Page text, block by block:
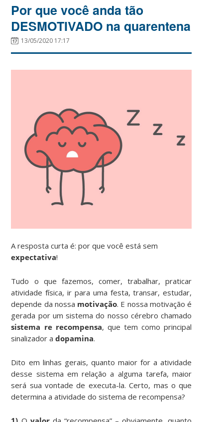
Por que você anda tão
DESMOTIVADO na quarentena
13/05/2020 17:17
A resposta curta é: por que você está sem
expectativa!
Tudo o que fazemos, comer, trabalhar, praticar
atividade física, ir para uma festa, transar, estudar,
depende da nossa motivação. E nossa motivação é
gerada por um sistema do nosso cérebro chamado
sistema re recompensa, que tem como principal
sinalizador adopamina.
Dito em linhas gerais, quanto maior for a atividade
desse sistema em relação a alguma tarefa, maior
será sua vontade de executa-la. Certo, mas o que
determina a atividade do sistema de recompensa?